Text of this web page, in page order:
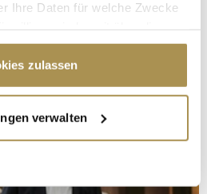
Ihre Daten für welche Zwecke
Klicken auf das Privacy
widerrufen
Ihre geografische Lage
auf einige Meter genau sein
zulassen
verwalten